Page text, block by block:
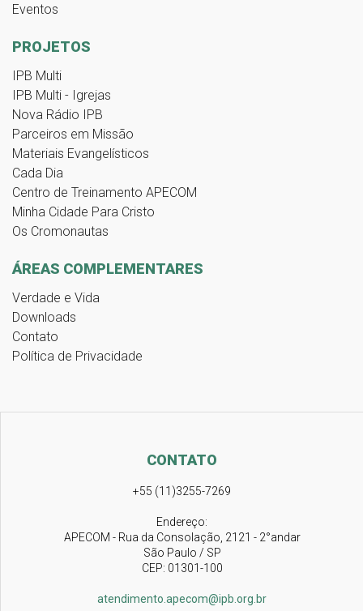
Eventos
PROJETOS
IPB Multi
IPB Multi - Igrejas
Nova Rádio IPB
Parceiros em Missão
Materiais Evangelísticos
Cada Dia
Centro de Treinamento APECOM
Minha Cidade Para Cristo
Os Cromonautas
ÁREAS COMPLEMENTARES
Verdade e Vida
Downloads
Contato
Política de Privacidade
CONTATO
+55 (11)3255-7269
Endereço:
APECOM - Rua da Consolação, 2121 - 2°andar
São Paulo / SP
CEP: 01301-100
atendimento.apecom@ipb.org.br